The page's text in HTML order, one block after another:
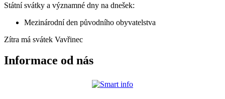
Státní svátky a významné dny na dnešek:
Mezinárodní den původního obyvatelstva
Zítra má svátek Vavřinec
Informace od nás